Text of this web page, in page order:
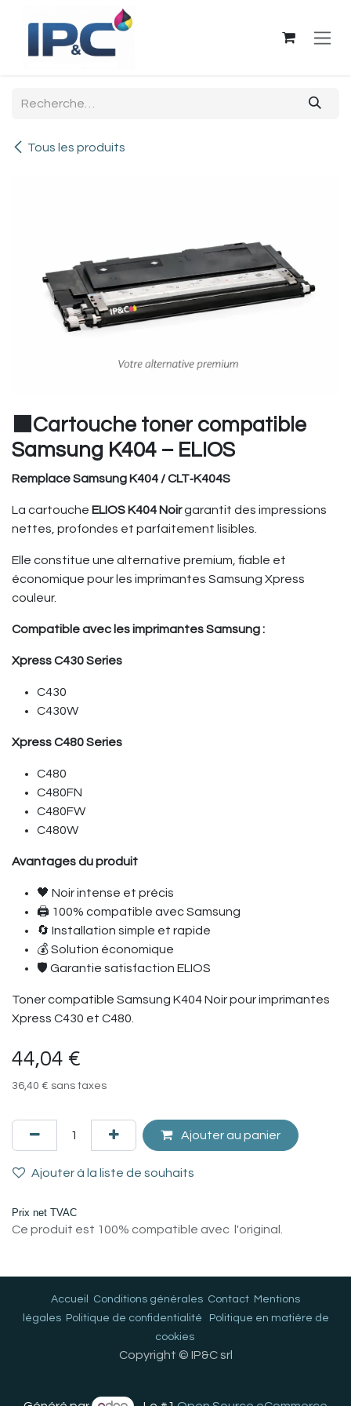
Se rendre au contenu
Tous les produits
⬛Cartouche toner compatible
Samsung K404 – ELIOS
Remplace Samsung K404 / CLT‑K404S
La cartouche ELIOS K404 Noirgarantit des impressions
nettes, profondes et parfaitement lisibles.
Elle constitue une alternative premium, fiable et
économique pour les imprimantes Samsung Xpress
couleur.
Compatible avec les imprimantes Samsung :
Xpress C430 Series
C430
C430W
Xpress C480 Series
C480
C480FN
C480FW
C480W
Avantages du produit
🖤 Noir intense et précis
🖨️ 100% compatible avec Samsung
🔄 Installation simple et rapide
💰 Solution économique
🛡️ Garantie satisfaction ELIOS
Toner compatible Samsung K404 Noir pour imprimantes
Xpress C430 et C480.
44,04 €
36,40 € sans taxes
Ajouter au panier
Ajouter à la liste de souhaits
Prix net TVAC
Ce produit est 100% compatible avec l'original.
Accueil Conditions générales Contact Mentions
légales Politique de confidentialité
Politique en matière de
cookies
Copyright © IP&C srl